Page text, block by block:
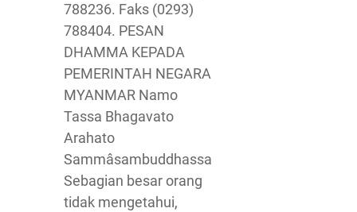
788236. Faks (0293)
788404. PESAN
DHAMMA KEPADA
PEMERINTAH NEGARA
MYANMAR Namo
Tassa Bhagavato
Arahato
Sammâsambuddhassa
Sebagian besar orang
tidak mengetahui,